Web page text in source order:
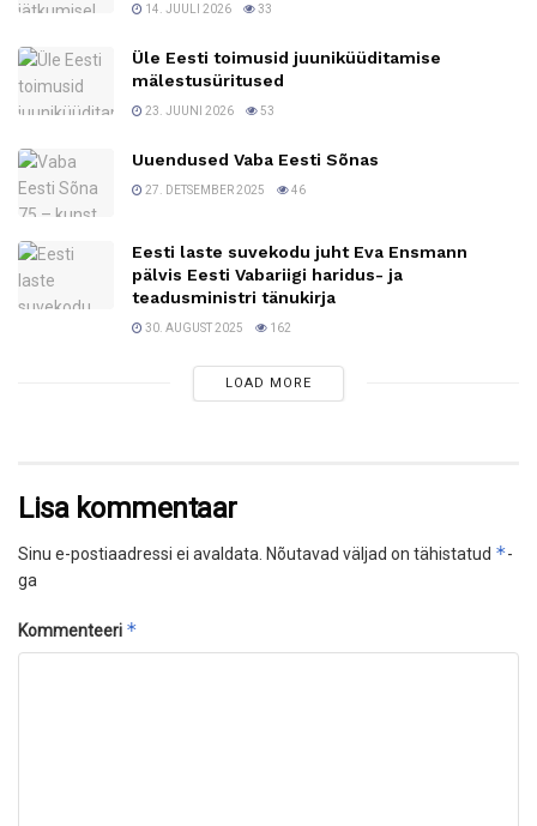
14. JUULI 2026 33
Üle Eesti toimusid juuniküüditamise
mälestusüritused
23. JUUNI 2026 53
Uuendused Vaba Eesti Sõnas
27. DETSEMBER 2025 46
Eesti laste suvekodu juht Eva Ensmann
pälvis Eesti Vabariigi haridus- ja
teadusministri tänukirja
30. AUGUST 2025 162
LOAD MORE
Lisa kommentaar
Sinu e-postiaadressi ei avaldata. Nõutavad väljad on tähistatud *-
ga
Kommenteeri *